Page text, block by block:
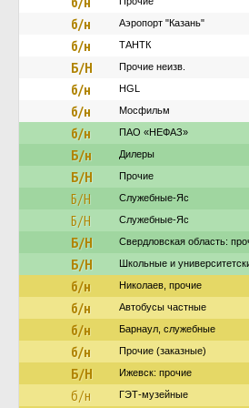
б/н Аэропорт "Казань"
б/н ТАНТК
Б/Н Прочие неизв.
б/н HGL
б/н Мосфильм
б/н ПАО «НЕФАЗ»
Б/н Дилеры
Б/Н Прочие
Б/Н Служебные-Яс
Б/Н Служебные-Яс
Б/Н Свердловская область:
Б/Н Школьные и
б/н Николаев, прочие
б/н Автобусы частные
б/н Барнаул, служебные
б/н Прочие (заказные)
Б/Н Ижевск: прочие
б/н ГЭТ-музейные